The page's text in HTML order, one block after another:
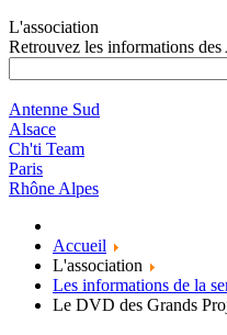
L'association
Retrouvez les informations
Antenne Sud
Alsace
Ch'ti Team
Paris
Rhône Alpes
Accueil
L'association
Les informations de la
Le DVD des Grands